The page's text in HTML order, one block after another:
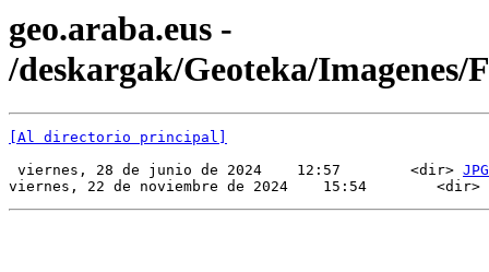
geo.araba.eus -
/deskargak/Geoteka/Imagenes/
[Al directorio principal]
viernes, 28 de junio de 2024    12:57        <dir> JPG
viernes, 22 de noviembre de 2024    15:54        <dir>